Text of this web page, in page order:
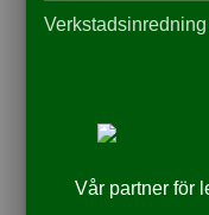
Verkstadsinredning
Vår partner för